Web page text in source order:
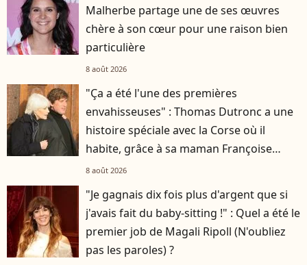
Malherbe partage une de ses œuvres
chère à son cœur pour une raison bien
particulière
8 août 2026
"Ça a été l'une des premières
envahisseuses" : Thomas Dutronc a une
histoire spéciale avec la Corse où il
habite, grâce à sa maman Françoise
Hardy
8 août 2026
"Je gagnais dix fois plus d'argent que si
j'avais fait du baby-sitting !" : Quel a été le
premier job de Magali Ripoll (N'oubliez
pas les paroles) ?